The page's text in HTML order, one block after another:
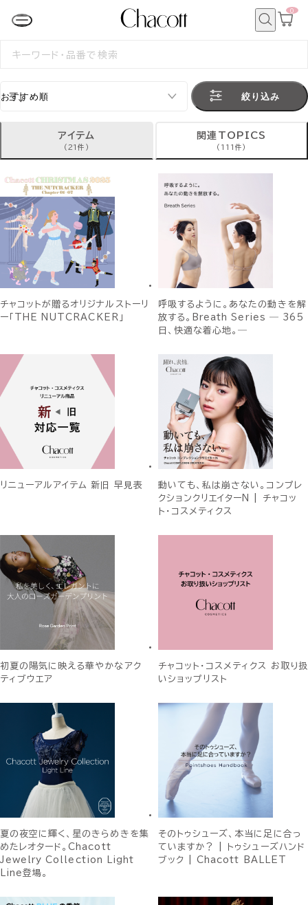
カ
0
検
絞り込み
アイテム
(21件)
関連TOPICS
(111件)
チャコットが贈るオリジナルストーリ
ー「THE NUTCRACKER」
呼吸するように。あなたの動きを解
放する。Breath Series ― 365
日、快適な着心地。―
リニューアルアイテム 新旧 早見表
動いても、私は崩さない。コンプレ
クションクリエイターN | チャコッ
ト・コスメティクス
初夏の陽気に映える華やかなアク
ティブウエア
チャコット・コスメティクス お取り扱
いショップリスト
夏の夜空に輝く、星のきらめきを集
めたレオタード。Chacott
Jewelry Collection Light
Line登場。
そのトゥシューズ、本当に足に合っ
ていますか？ | トゥシューズハンド
ブック | Chacott BALLET